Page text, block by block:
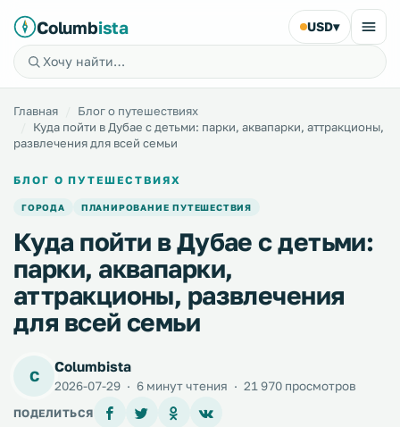
Columbista USD▾
Главная
Блог о путешествиях
Куда пойти в Дубае с детьми: парки, аквапарки, аттракционы,
развлечения для всей семьи
БЛОГ О ПУТЕШЕСТВИЯХ
ГОРОДА ПЛАНИРОВАНИЕ ПУТЕШЕСТВИЯ
Куда пойти в Дубае с детьми:
парки, аквапарки,
аттракционы, развлечения
для всей семьи
C
Columbista
2026-07-29 · 6 минут чтения · 21 970 просмотров
ПОДЕЛИТЬСЯ